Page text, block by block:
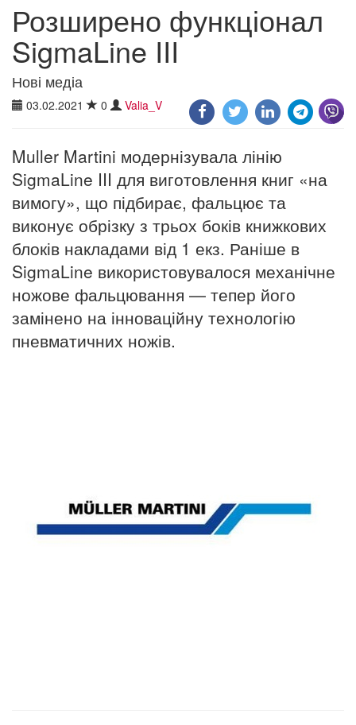
Розширено функціонал
SigmaLine III
Нові медіа
03.02.2021 0 Valia_V
Muller Martini модернізувала лінію
SigmaLine III для виготовлення книг «на
вимогу», що підбирає, фальцює та
виконує обрізку з трьох боків книжкових
блоків накладами від 1 екз. Раніше в
SigmaLine використовувалося механічне
ножове фальцювання — тепер його
замінено на інноваційну технологію
пневматичних ножів.